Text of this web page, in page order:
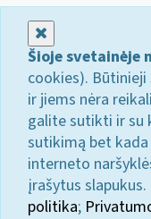
Šioje svetainėje
cookies).
ir jiems nėra
galite sutikti ir su
sutikimą bet
interneto
įrašytus
politika;